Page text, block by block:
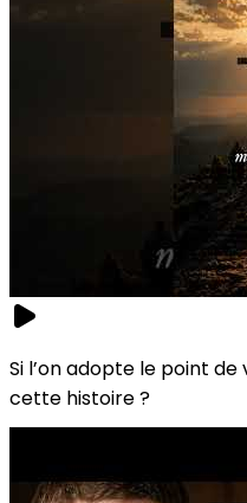
Si l’on adopte le point de
cette histoire ?